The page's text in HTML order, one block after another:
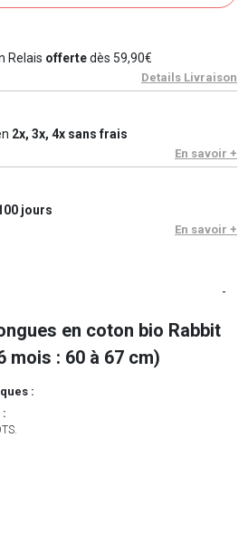
Relais offertedès 59,90€
Details Livraison
2x, 3x, 4x sans frais
En savoir +
jours
En savoir +
-
en coton bio Rabbit
mois : 60 à 67 cm)
:
: